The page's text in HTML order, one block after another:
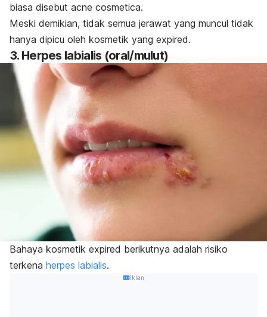
biasa disebut acne cosmetica.
Meski demikian, tidak semua jerawat yang muncul tidak
hanya dipicu oleh kosmetik yang expired.
3. Herpes labialis (oral/mulut)
Bahaya kosmetik expired berikutnya adalah risiko
terkena herpes labialis.
Iklan